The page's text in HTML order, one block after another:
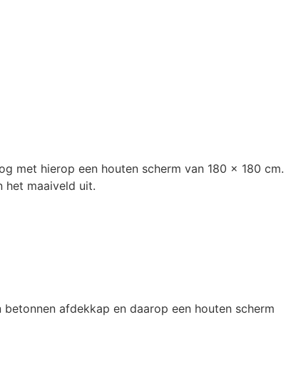
met hierop een houten scherm van 180 x 180 cm.
het maaiveld uit.
afdekkap en daarop een houten scherm